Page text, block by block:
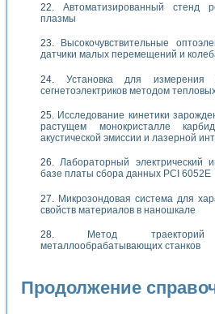
Автоматизированный стенд
плазмы
Высокочувствительные
датчики малых перемещений и
Установка для измерения
сегнетоэлектриков методом
Исследование кинетики
растущем монокристалле
акустической эмиссии и лазерной
Лабораторный электрический
базе платы сбора данных PCI 6052E
Микрозондовая система для
свойств материалов в наношкале
Метод
металлообрабатывающих станков
Продолжение